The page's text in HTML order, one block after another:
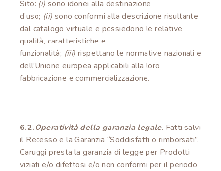
Sito: (i) sono idonei alla destinazione
d’uso; (ii) sono conformi alla descrizione risultante
dal catalogo virtuale e possiedono le relative
qualità, caratteristiche e
funzionalità; (iii) rispettano le normative nazionali e
dell’Unione europea applicabili alla loro
fabbricazione e commercializzazione.
6.2.Operatività della garanzia legale. Fatti salvi
il Recesso e la Garanzia “Soddisfatti o rimborsati”,
Caruggi presta la garanzia di legge per Prodotti
viziati e/o difettosi e/o non conformi per il periodo